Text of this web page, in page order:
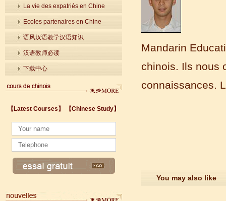
La vie des expatriés en Chine
Ecoles partenaires en Chine
语风汉语教学汉语知识
汉语教师必读
下载中心
【Latest Courses】 【Chinese Study】
Mandarin
chinois. Ils nous
connaissances.
You may also like